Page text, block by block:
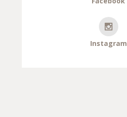
Instagram